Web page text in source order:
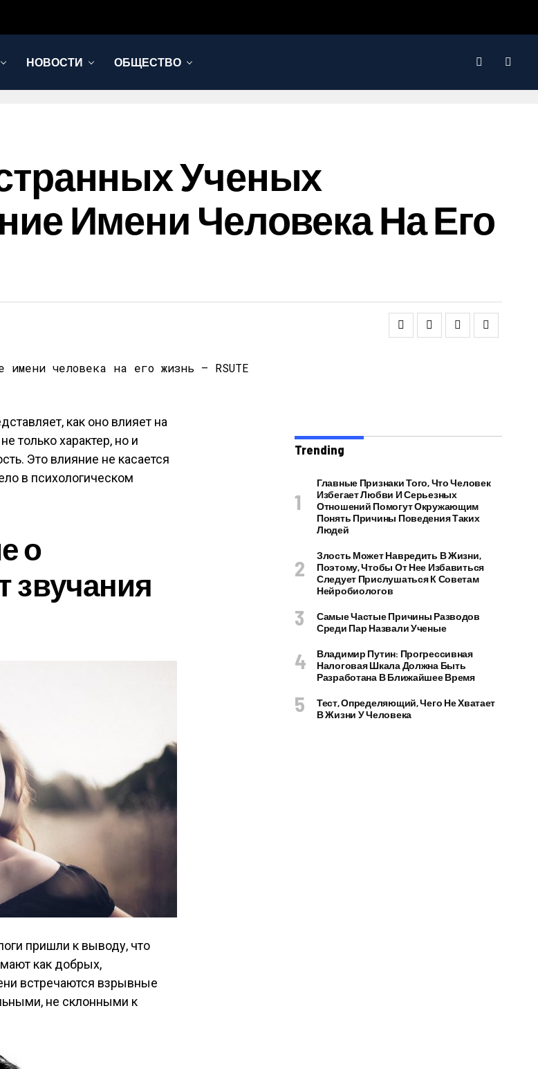
НОВОСТИ ОБЩЕСТВО
Ученых
Имени Человека На Его
как оно влияет на
только характер, но и
Это влияние не касается
в психологическом
о
звучания
пришли к выводу, что
как добрых,
встречаются взрывные
не склонными к
Trending
Главные Признаки Того, Что Человек
Избегает Любви И Серьезных
Отношений Помогут Окружающим
Понять Причины Поведения Таких
Людей
Злость Может Навредить В Жизни,
Поэтому, Чтобы От Нее Избавиться
Следует Прислушаться К Советам
Нейробиологов
Самые Частые Причины Разводов
Среди Пар Назвали Ученые
Владимир Путин: Прогрессивная
Налоговая Шкала Должна Быть
Разработана В Ближайшее Время
Тест, Определяющий, Чего Не Хватает
В Жизни У Человека